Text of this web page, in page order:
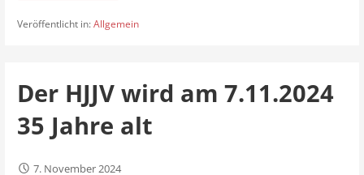
Veröffentlicht in:Allgemein
Der HJJV wird am 7.11.2024
35 Jahre alt
7. November 2024